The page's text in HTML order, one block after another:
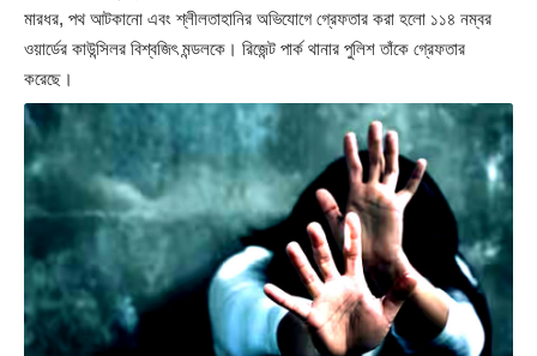
মারধর, পথ আটকানো এবং শ্লীলতাহানির অভিযোগে গ্রেফতার করা হলো ১১৪ নম্বর
ওয়ার্ডের কাউন্সিলর বিশ্বজিৎ মন্ডলকে। রিজেন্ট পার্ক থানার পুলিশ তাঁকে গ্রেফতার
করেছে।